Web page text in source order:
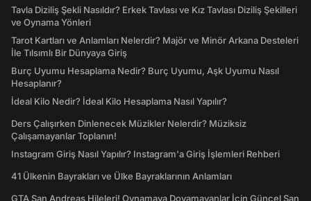
Tavla Diziliş Şekli Nasıldır? Erkek Tavlası ve Kız Tavlası Diziliş Şekilleri
ve Oynama Yönleri
Tarot Kartları ve Anlamları Nelerdir? Majör ve Minör Arkana Desteleri
İle Tılsımlı Bir Dünyaya Giriş
Burç Uyumu Hesaplama Nedir? Burç Uyumu, Aşk Uyumu Nasıl
Hesaplanır?
İdeal Kilo Nedir? İdeal Kilo Hesaplama Nasıl Yapılır?
Ders Çalışırken Dinlenecek Müzikler Nelerdir? Müziksiz
Çalışamayanlar Toplanın!
Instagram Giriş Nasıl Yapılır? Instagram'a Giriş İşlemleri Rehberi
41 Ülkenin Bayrakları ve Ülke Bayraklarının Anlamları
GTA San Andreas Hileleri! Oynamaya Doyamayanlar İçin Güncel San